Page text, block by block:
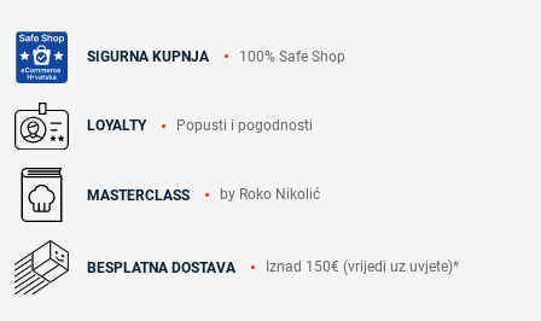
SIGURNA KUPNJA 100% Safe Shop
LOYALTY Popusti i pogodnosti
MASTERCLASS by Roko Nikolić
BESPLATNA DOSTAVA Iznad 150€ (vrijedi uz uvjete)*